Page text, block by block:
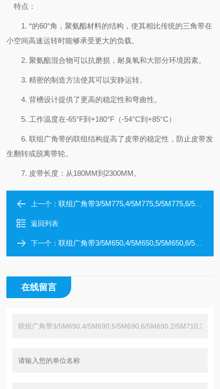
特点：
1. *的60°角，聚氨酯材料的结构，使其相比传统的三角带在
小空间高速运转时能够承受更大的负载。
2. 聚氨酯混合物可以抗磨损，耐臭氧和大部分环境因素。
3. 精密的制造方法使其可以安静运转。
4. 背槽设计提供了更高的稳定性和弯曲性。
5. 工作温度在-65°F到+180°F（-54°C到+85°C）
6. 联组广角带的联组结构提高了皮带的稳定性，防止皮带发
生翻转或脱离带轮。
7. 皮带长度：从180MM到2300MM。
上一个：联组广角带3/5M775,4/5M775,5/5M775,6/5M775,10/5M775,2/5M800
返回列表
下一个：联组广角带3/5M650,4/5M650,5/5M650,6/5M650,2/5M670,3/5M670
在线留言